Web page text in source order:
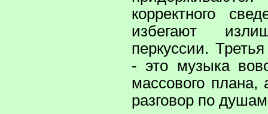
корректного
избегают
перкуссии.
- это музыка
массового
разговор по